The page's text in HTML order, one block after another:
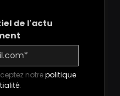
de l'actu
notrepolitique
.